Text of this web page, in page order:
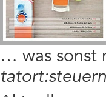
… was sonst
tatort:steuern